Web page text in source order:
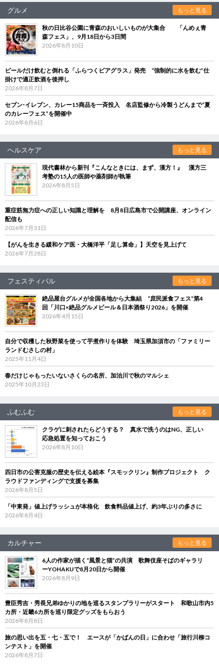
グルメ もっと見る
秋の日比谷公園に青森のおいしいものが大集合 「んめぇ青
森フェス」、9月18日から3日間
2026年8月10日
ビールだけ飲むと倒れる「ふらつくビアグラス」発売 “強制的に水を飲む”仕
掛けで適正飲酒を後押し
2026年8月7日
セブン‐イレブン、カレー15商品を一斉投入 名店監修から冷製うどんまで“夏
のカレーフェス”を開催中
2026年8月6日
ヘルスケア もっと見る
現代書林から新刊『こんなときには、まず、漢方！』 漢方三
考塾の15人の医師や薬剤師が執筆
2026年8月5日
重症筋無力症への正しい知識と理解を 8月8日広島市で公開講座、オンライン
配信も
2026年7月31日
【がんを生きる緩和ケア医・大橋洋平「足し算命」】天空を見上げて
2026年7月28日
フェスティバル もっと見る
絶品屋台グルメが全国各地から大集結 “庶民派食フェス”第4
回「川口×絶品グルメビール＆日本酒祭り2026」を開催
2026年4月15日
自分で収穫した秋野菜を使って芋煮作りを体験 埼玉県加須市の「ファミリー
ランドむさしの村」
2025年11月4日
春だけじゃもったいないさくらの名所、加治川で秋のマルシェ
2025年10月23日
ふむふむ もっと見る
クラゲに刺されたらどうする？ 真水で洗うのはNG、正しい
応急処置を知っておこう
2026年8月10日
四日市の公害克服の歴史を伝える絵本『スモックリン』制作プロジェクト ク
ラウドファンディングで支援を募集
2026年8月5日
「中東発」値上げラッシュが本格化 飲食料品値上げ、約3年ぶりの多さに
2026年8月4日
カルチャー もっと見る
6人の作家が描く“風景と猫”の共演 歌舞伎座そばのギャラリ
ーYOHAKUで8月20日から開催
2026年8月9日
豊臣秀吉・秀長兄弟ゆかりの地を巡るスタンプラリーがスタート 和歌山市内5
カ所・近畿6カ所を巡り限定グッズをもらおう
2026年8月8日
旅の思い出を五・七・五で！ エースが「かばんの日」に合わせ「旅行川柳コ
ンテスト」を開催
2026年8月7日